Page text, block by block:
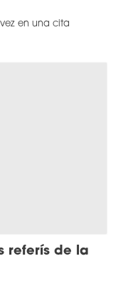
en una cita
referís de la